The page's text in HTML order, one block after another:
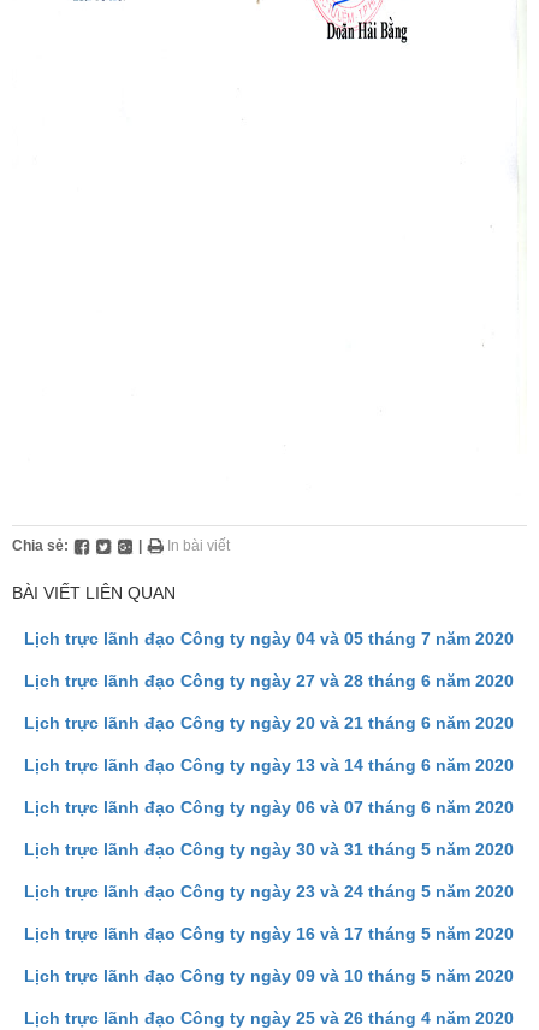
Chia sẻ: In bài viết
BÀI VIẾT LIÊN QUAN
Lịch trực lãnh đạo Công ty ngày 04 và 05 tháng 7 năm 2020
Lịch trực lãnh đạo Công ty ngày 27 và 28 tháng 6 năm 2020
Lịch trực lãnh đạo Công ty ngày 20 và 21 tháng 6 năm 2020
Lịch trực lãnh đạo Công ty ngày 13 và 14 tháng 6 năm 2020
Lịch trực lãnh đạo Công ty ngày 06 và 07 tháng 6 năm 2020
Lịch trực lãnh đạo Công ty ngày 30 và 31 tháng 5 năm 2020
Lịch trực lãnh đạo Công ty ngày 23 và 24 tháng 5 năm 2020
Lịch trực lãnh đạo Công ty ngày 16 và 17 tháng 5 năm 2020
Lịch trực lãnh đạo Công ty ngày 09 và 10 tháng 5 năm 2020
Lịch trực lãnh đạo Công ty ngày 25 và 26 tháng 4 năm 2020